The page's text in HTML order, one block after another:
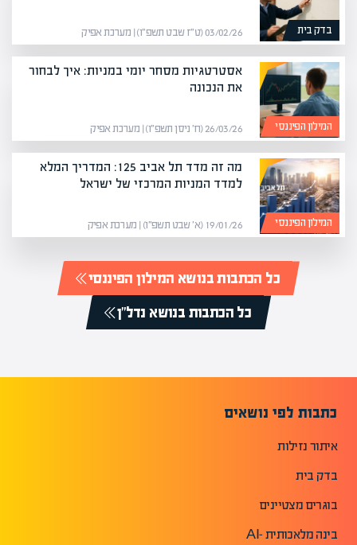
בדק בית 03/02/26 (ט״ז שבט תשפ״ו) | מערכת אפיק
המילון הפיננסי
אסטרטגיות מסחר יומי במניות: איך לבחור
את הנכונה
26/03/26 (ח׳ ניסן תשפ״ו) | מערכת אפיק
המילון הפיננסי
מה זה מדד תל אביב 125: המדריך המלא
למדד המניות המרכזי של ישראל
19/01/26 (א׳ שבט תשפ״ו) | מערכת אפיק
כל הכתבות בנושא המילון הפיננסי
כל הכתבות בנושא נדל"ן
כתבות לפי נושאים
איתור נזילות
בדק בית
בוגרים מצטיינים
בינה מלאכותית -AI